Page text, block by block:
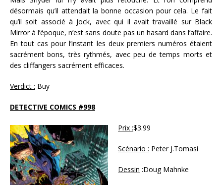
désormais qu’il attendait la bonne occasion pour cela. Le fait
qu’il soit associé à Jock, avec qui il avait travaillé sur Black
Mirror à l’époque, n’est sans doute pas un hasard dans l’affaire.
En tout cas pour l’instant les deux premiers numéros étaient
sacrément bons, très rythmés, avec peu de temps morts et
des cliffangers sacrément efficaces.
Verdict : Buy
DETECTIVE COMICS #998
Prix :$3.99
Scénario : Peter J.Tomasi
Dessin :Doug Mahnke